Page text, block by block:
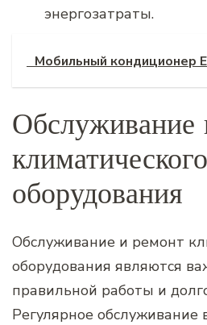
энергозатраты.
Мобильный кондиционер
Обслуживание
климатического
оборудования
Обслуживание и ремонт
оборудования являются
правильной работы и
Регулярное обслуживание